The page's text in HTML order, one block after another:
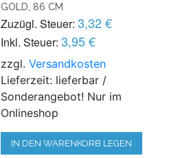
GOLD, 86 CM
Zuzügl. Steuer: 3,32 €
Inkl. Steuer: 3,95 €
zzgl.Versandkosten
Lieferzeit: lieferbar /
Sonderangebot! Nur im
Onlineshop
IN DEN WARENKORB LEGEN